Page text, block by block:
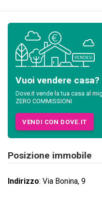
Vuoi vendere casa?
Dove.it vende la tua casa al
ZERO COMMISSIONI
VENDI CON DOVE.IT
Posizione immobile
Indirizzo: Via Bonina, 9